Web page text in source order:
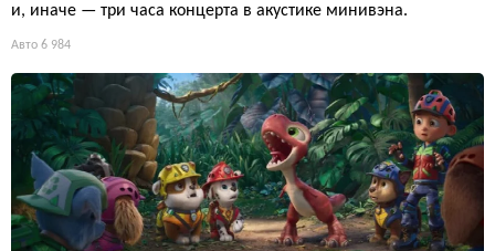
и, иначе — три часа концерта в акустике минивэна.
Авто 6 984